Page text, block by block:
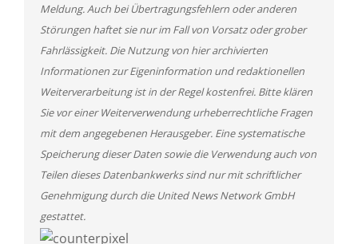
Meldung. Auch bei Übertragungsfehlern oder anderen
Störungen haftet sie nur im Fall von Vorsatz oder grober
Fahrlässigkeit. Die Nutzung von hier archivierten
Informationen zur Eigeninformation und redaktionellen
Weiterverarbeitung ist in der Regel kostenfrei. Bitte klären
Sie vor einer Weiterverwendung urheberrechtliche Fragen
mit dem angegebenen Herausgeber. Eine systematische
Speicherung dieser Daten sowie die Verwendung auch von
Teilen dieses Datenbankwerks sind nur mit schriftlicher
Genehmigung durch die United News Network GmbH
gestattet.